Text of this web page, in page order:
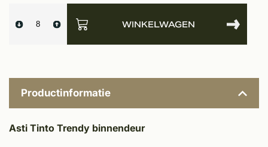
WINKELWAGEN
Productinformatie
Asti Tinto Trendy binnendeur